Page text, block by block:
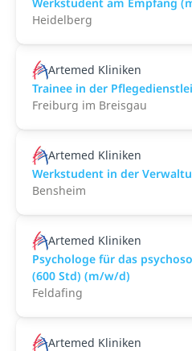
Heidelberg
Artemed Kliniken
Trainee in der
Freiburg im Breisgau
Artemed Kliniken
Werkstudent in der
Bensheim
Artemed Kliniken
Psychologe für das
(600 Std) (m/w/d)
Feldafing
Artemed Kliniken